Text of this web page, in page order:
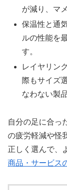
が減り、マ
保温性と通
ルの性能を
す。
レイヤリン
際もサイズ
なわない製
自分の足に合っ
の疲労軽減や怪
正しく選んで、
商品・サービス